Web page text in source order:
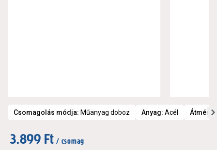
Csomagolás módja: Műanyag doboz Anyag: Acél Átmérő:
3.899 Ft / csomag